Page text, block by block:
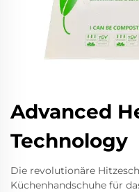
Advanced
Technology
Die revolutionäre
Küchenhandschuhe für